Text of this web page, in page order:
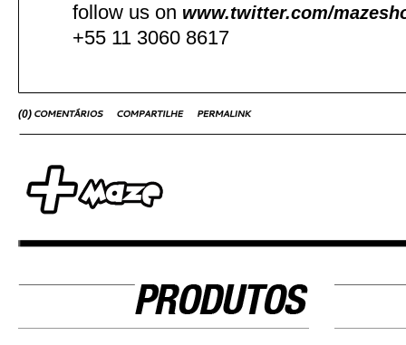
follow us on www.twitter.com/
+55 11 3060 8617
(0)